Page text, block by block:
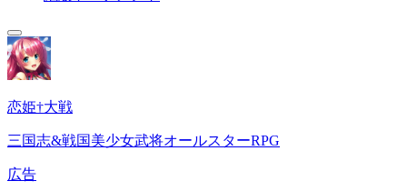
恋姫†大戦
三国志&戦国美少女武将オールスターRPG
広告